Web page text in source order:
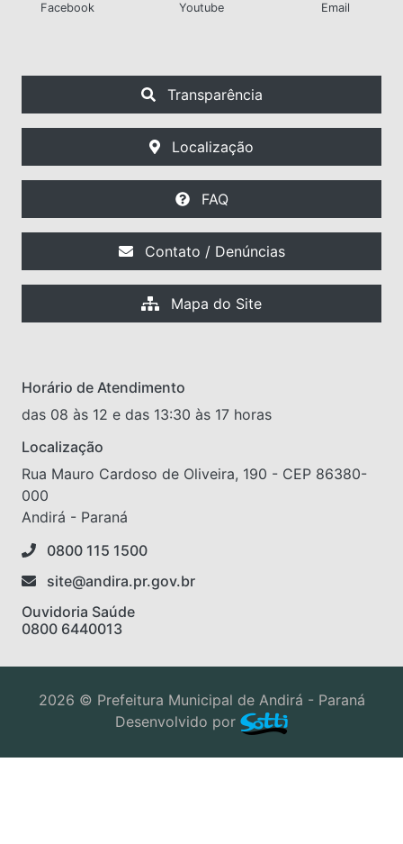
Facebook Youtube Email
Transparência
Localização
FAQ
Contato / Denúncias
Mapa do Site
Horário de Atendimento
das 08 às 12 e das 13:30 às 17 horas
Localização
Rua Mauro Cardoso de Oliveira, 190 - CEP 86380-
000
Andirá - Paraná
0800 115 1500
site@andira.pr.gov.br
Ouvidoria Saúde
0800 6440013
2026 © Prefeitura Municipal de Andirá - Paraná
Desenvolvido por